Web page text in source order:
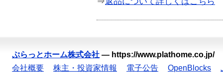
ぷらっとホーム株式会社 — https://www.plathome.co.jp/
会社概要
株主・投資家情報 電子公告 OpenBlocks